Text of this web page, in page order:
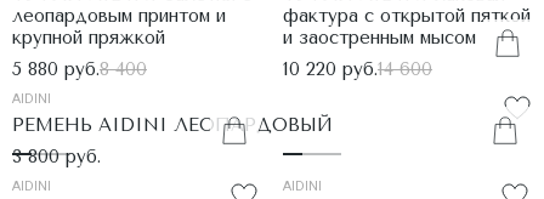
леопардовым принтом и
крупной пряжкой
5 880 руб.8 400
фактура с открытой пяткой
и заостренным мысом
10 220 руб.14 600
AIDINI
РЕМЕНЬ AIDINI ЛЕОПАРДОВЫЙ
3 800 руб.
AIDINI AIDINI